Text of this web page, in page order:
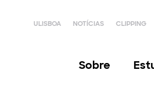
ULISBOA NOTÍCIAS CLIPPING
Sobre